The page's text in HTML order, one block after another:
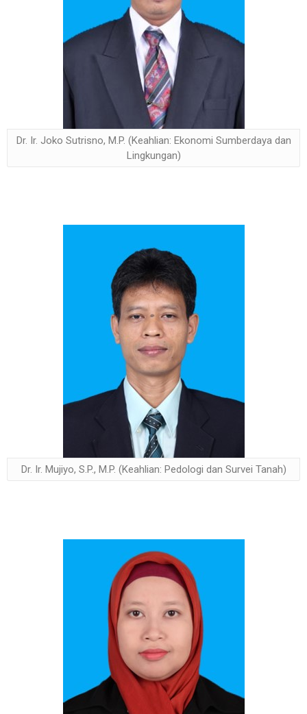
Dr. Ir. Joko Sutrisno, M.P. (Keahlian: Ekonomi Sumberdaya dan
Lingkungan)
Dr. Ir. Mujiyo, S.P., M.P. (Keahlian: Pedologi dan Survei Tanah)